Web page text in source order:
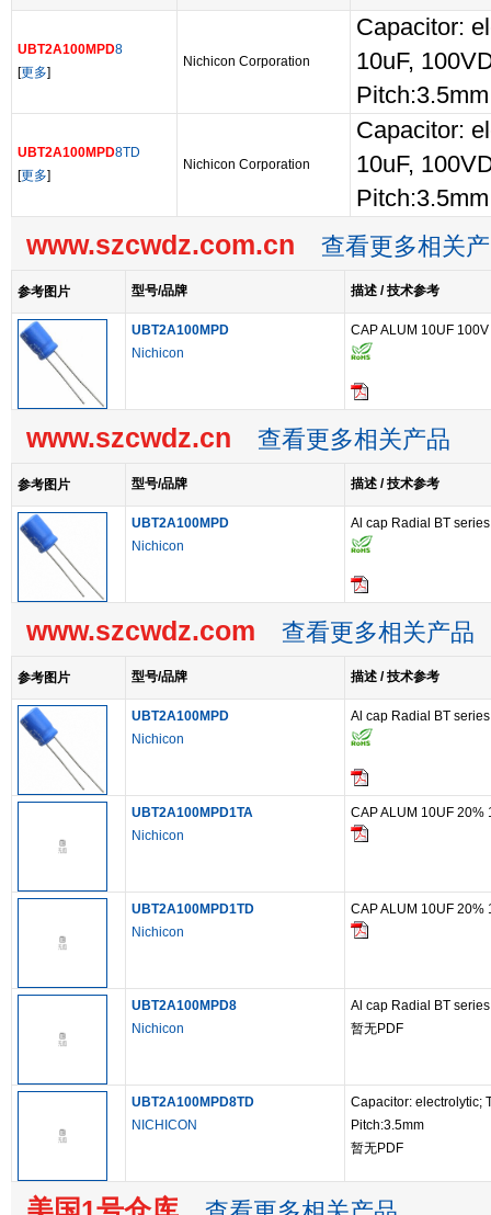
UBT2A100MPD8
[更多]
Nichicon Corporation
Capacitor:
10uF,
Pitch:3.5mm
UBT2A100MPD8TD
[更多]
Nichicon Corporation
Capacitor:
10uF,
Pitch:3.5mm
www.szcwdz.com.cn 查看更多相关
参考图片 型号/品牌 描述 / 技术参考
UBT2A100MPD
Nichicon
CAP ALUM 10UF
www.szcwdz.cn 查看更多相关产品
参考图片 型号/品牌 描述 / 技术参考
UBT2A100MPD
Nichicon
Al cap Radial BT
www.szcwdz.com 查看更多相关产品
参考图片 型号/品牌 描述 / 技术参考
UBT2A100MPD
Nichicon
Al cap Radial BT
UBT2A100MPD1TA
Nichicon
CAP ALUM 10UF 20%
UBT2A100MPD1TD
Nichicon
CAP ALUM 10UF 20%
UBT2A100MPD8
Nichicon
Al cap Radial BT
暂无PDF
UBT2A100MPD8TD
NICHICON
Capacitor: electrolytic;
Pitch:3.5mm
暂无PDF